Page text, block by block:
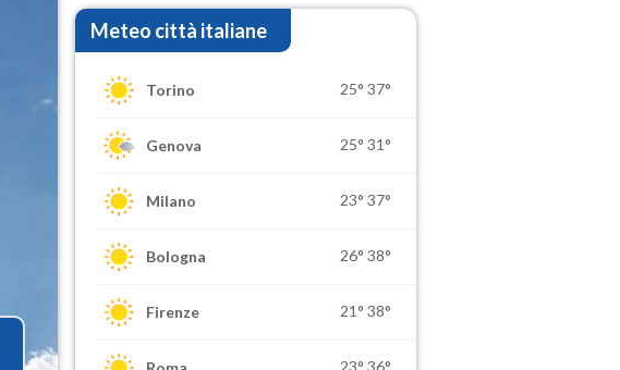
Meteo città italiane
Torino 25° 37°
Genova 25° 31°
Milano 23° 37°
Bologna 26° 38°
Firenze 21° 38°